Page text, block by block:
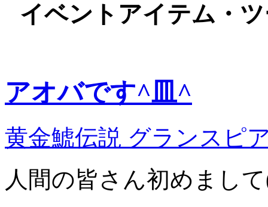
イベントアイテム・
アオバです^皿^
黄金鯱伝説 グランスピ
人間の皆さん初めまし